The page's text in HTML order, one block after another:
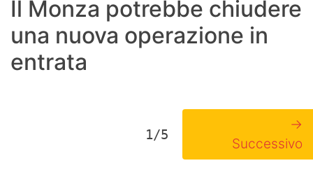
Il Monza potrebbe chiudere
una nuova operazione in
entrata
1/5
→
Successivo